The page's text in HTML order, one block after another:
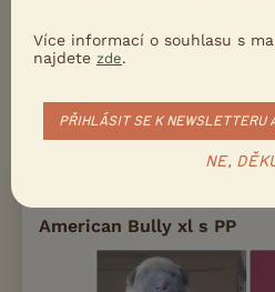
DALŠÍ INZERÁTY S
BULLY
American Bully xl s PP
Více informací o souhlasu s
najdete zde.
PŘIHLÁSIT SE K NEWSLETTERU
NE,